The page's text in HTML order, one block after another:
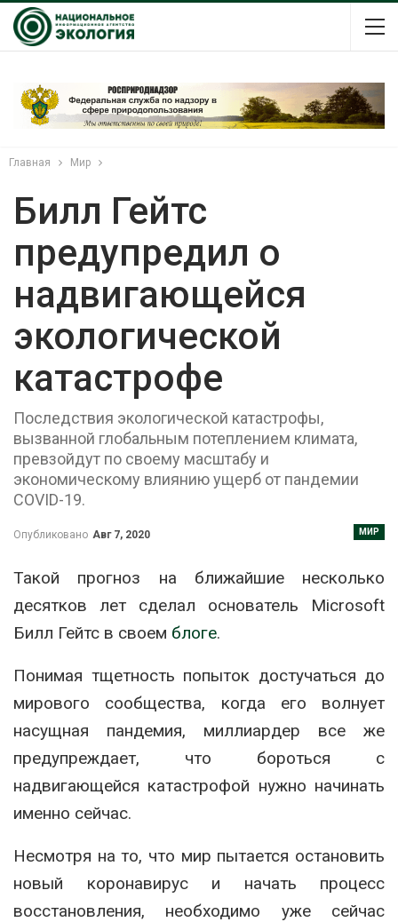
Главная Мир
Билл Гейтс
предупредил о
надвигающейся
экологической
катастрофе
Последствия экологической катастрофы,
вызванной глобальным потеплением климата,
превзойдут по своему масштабу и
экономическому влиянию ущерб от пандемии
COVID-19.
МИР
Опубликовано Авг 7, 2020
Такой прогноз на ближайшие несколько
десятков лет сделал основатель Microsoft
Билл Гейтс в своем блоге.
Понимая тщетность попыток достучаться до
мирового сообщества, когда его волнует
насущная пандемия, миллиардер все же
предупреждает, что бороться с
надвигающейся катастрофой нужно начинать
именно сейчас.
Несмотря на то, что мир пытается остановить
новый коронавирус и начать процесс
восстановления, необходимо уже сейчас